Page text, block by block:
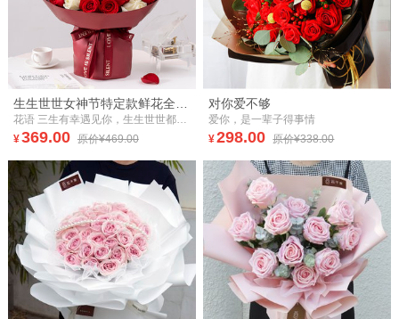
生生世世女神节特定款鲜花全国同城配送当日达女朋友老婆节日礼物
花语 三生有幸遇见你，生生世世都爱你 材料 卡罗拉玫瑰22枝，白玫瑰11枝 包装 红/金色鎏金纸5张、白色雪梨纸2张、酒红色罗纹烫金丝带2米
¥369.00 原价¥469.00
对你爱不够
爱你，是一辈子得事情
¥298.00 原价¥338.00